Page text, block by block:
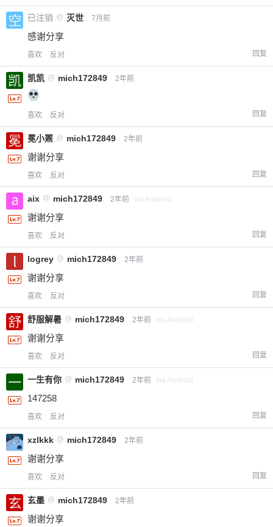
已注销 @ 灭世 7月前
感谢分享
喜欢 反对 回复
凯凯 @ mich172849 2年前
喜欢 反对 回复
冕小罴 @ mich172849 2年前
谢谢分享
喜欢 反对 回复
aix @ mich172849 2年前 via Android
谢谢分享
喜欢 反对 回复
logrey @ mich172849 2年前
谢谢分享
喜欢 反对 回复
舒服解暑 @ mich172849 2年前 via Android
谢谢分享
喜欢 反对 回复
一生有你 @ mich172849 2年前 via Android
147258
喜欢 反对 回复
xzlkkk @ mich172849 2年前
谢谢分享
喜欢 反对 回复
玄墨 @ mich172849 2年前
谢谢分享